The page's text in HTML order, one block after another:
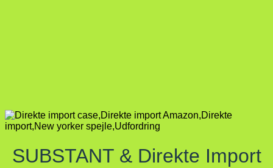
SUBSTANT & Direkte Import